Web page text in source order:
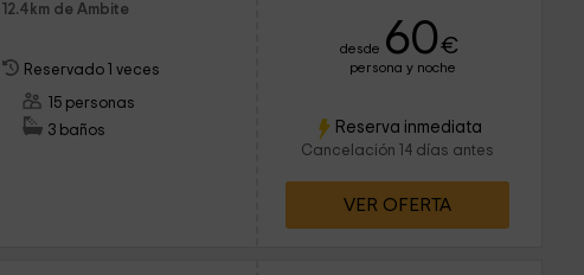
de Ambite
Reservado 1 veces
15 personas
3 baños
desde 60€
persona y noche
Reserva inmediata
Cancelación 14 días antes
VER OFERTA